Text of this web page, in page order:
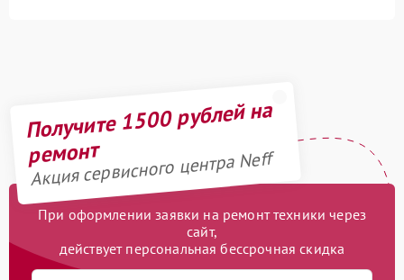
Получите 1500 рублей на
ремонт
Акция сервисного центра Neff
При оформлении заявки на ремонт техники через
сайт,
действует персональная бессрочная скидка